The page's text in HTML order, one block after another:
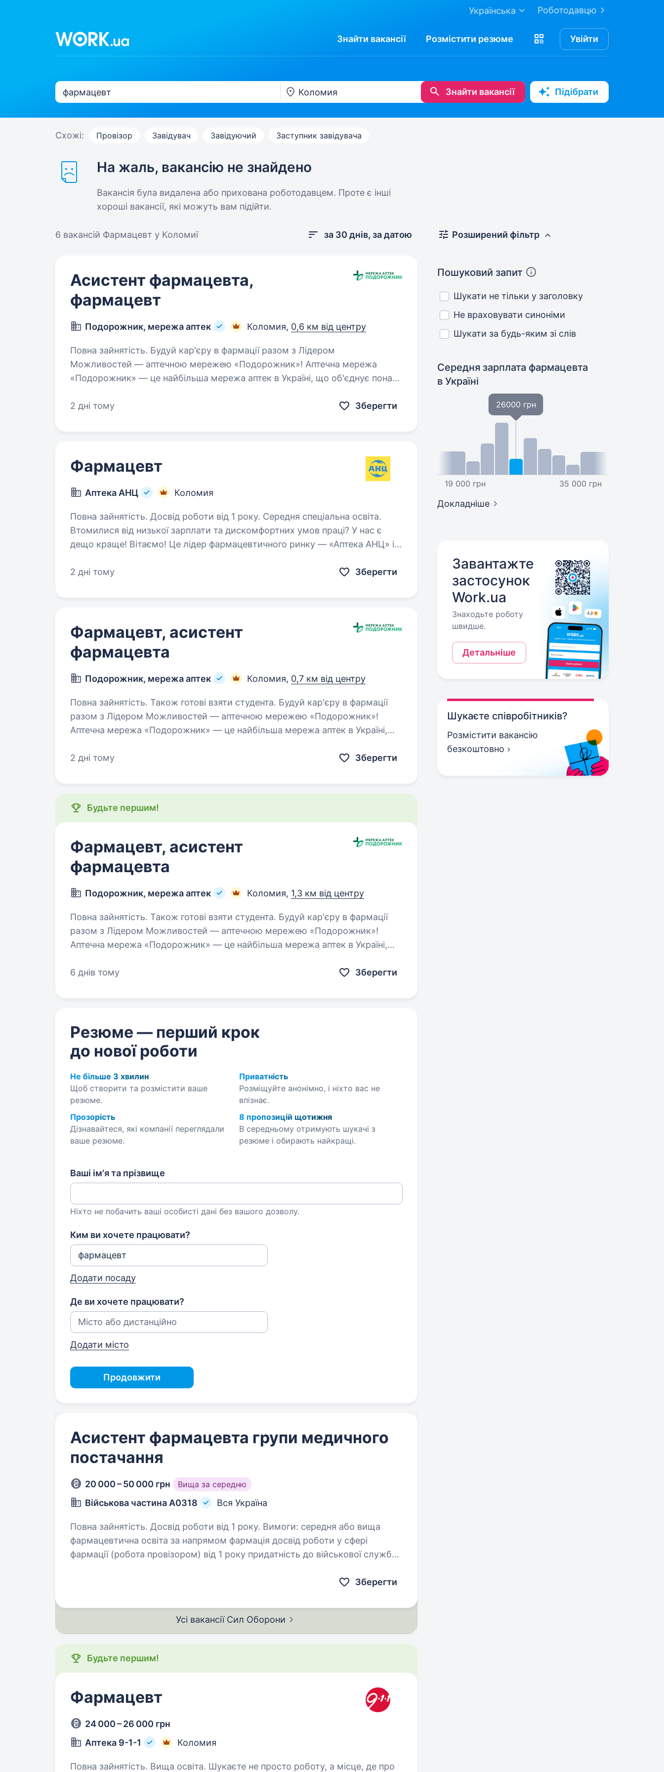
Роботодавцю
Українська
Знайти вакансії Розмістити резюме Увійти
Знайти вакансії Підібрати
Схожі: Провізор Завідувач Завідуючий Заступник завідувача
На жаль, вакансію не знайдено
Вакансія була видалена або прихована роботодавцем. Проте є інші
хороші вакансії, які можуть вам підійти.
6 вакансій Фармацевт у Коломиї за 30 днів, за датою
Асистент фармацевта,
фармацевт
Подорожник, мережа аптек Коломия, 0,6 км від центру
Повна зайнятість. Будуй кар'єру в фармації разом з Лідером
Можливостей — аптечною мережею «Подорожник»! Аптечна мережа
«Подорожник» — це найбільша мережа аптек в Україні, що об'єднує понад
2 дні тому
Зберегти
Фармацевт
Аптека АНЦ Коломия
Повна зайнятість. Досвід роботи від 1 року. Середня спеціальна освіта.
Втомилися від низької зарплати та дискомфортних умов праці? У нас є
дещо краще! Вітаємо! Це лідер фармацевтичного ринку — «Аптека АНЦ» і
Ми з гордістю…
2 дні тому Зберегти
Фармацевт, асистент
фармацевта
Подорожник, мережа аптек Коломия, 0,7 км від центру
Повна зайнятість. Також готові взяти студента. Будуй кар'єру в фармації
разом з Лідером Можливостей — аптечною мережею «Подорожник»!
Аптечна мережа «Подорожник» — це найбільша мережа аптек в Україні,
2 дні тому
Зберегти
Будьте першим!
Фармацевт, асистент
фармацевта
Подорожник, мережа аптек Коломия, 1,3 км від центру
Повна зайнятість. Також готові взяти студента. Будуй кар'єру в фармації
разом з Лідером Можливостей — аптечною мережею «Подорожник»!
Аптечна мережа «Подорожник» — це найбільша мережа аптек в Україні,
6 днів тому
Зберегти
Резюме — перший крок
до нової роботи
Не більше 3 хвилин
Щоб створити та розмістити ваше
резюме.
Приватність
Розміщуйте анонімно, і ніхто вас не
впізнає.
Прозорість
Дізнавайтеся, які компанії переглядали
ваше резюме.
8 пропозицій щотижня
В середньому отримують шукачі з
резюме і обирають найкращі.
Ваші ім'я та прізвище
Ніхто не побачить ваші особисті дані без вашого дозволу.
Ким ви хочете працювати?
Додати посаду
Де ви хочете працювати?
Додати місто
Продовжити
Асистент фармацевта групи медичного
постачання
20 000 – 50 000 грн Вища за середню
Військова частина А0318 Вся Україна
Повна зайнятість. Досвід роботи від 1 року. Вимоги: середня або вища
фармацевтична освіта за напрямом фармація досвід роботи у сфері
фармації (робота провізором) від 1 року придатність до військової служби
Зберегти
Усі вакансії Сил Оборони
Будьте першим!
Фармацевт
24 000 – 26 000 грн
Аптека 9-1-1
Коломия
Повна зайнятість. Вища освіта. Шукаєте не просто роботу, а місце, де про
Розширений фільтр
Пошуковий запит
Шукати не тільки у заголовку
Не враховувати синоніми
Шукати за будь-яким зі слів
Середня зарплата фармацевта
в Україні
19 000 грн
26000 грн
35 000 грн
Докладніше
Завантажте
застосунок
Work.ua
Знаходьте роботу
швидше.
Детальніше
Шукаєте співробітників?
Розмістити вакансію
безкоштовно